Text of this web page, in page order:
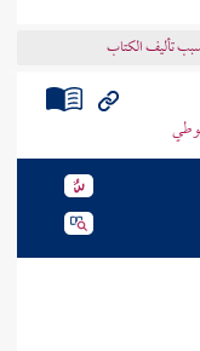
تأليف الكتاب